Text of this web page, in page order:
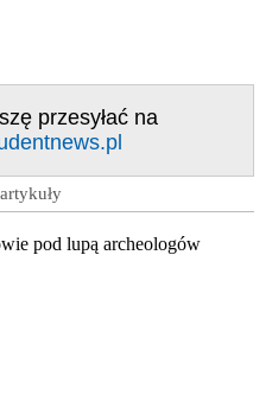
przesyłać na
pod lupą archeologów